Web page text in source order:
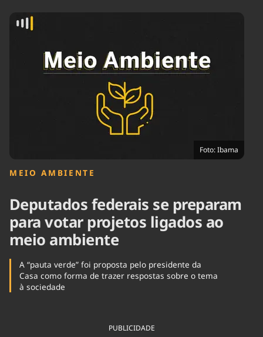
Agronegócios
Brasil Mineral
Tecnologia
Economia
Educação
Infraestrutura
Internacional
Política
Saúde
Foto: Ibama
MEIO AMBIENTE
Deputados federais se preparam
para votar projetos ligados ao
meio ambiente
A “pauta verde” foi proposta pelo presidente da
Casa como forma de trazer respostas sobre o tema
à sociedade
PUBLICIDADE